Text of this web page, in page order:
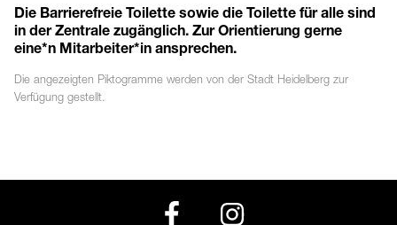
Die Barrierefreie Toilette sowie die Toilette für alle sind
in der Zentrale zugänglich. Zur Orientierung gerne
eine*n Mitarbeiter*in ansprechen.
Die angezeigten Piktogramme werden von der Stadt Heidelberg zur
Verfügung gestellt.